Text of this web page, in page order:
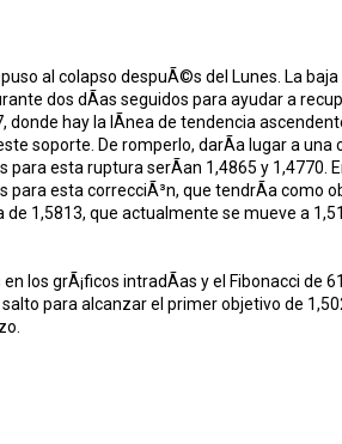
al colapso despuÃ©s del Lunes. La
dos dÃ­as seguidos para ayudar a
hay la lÃ­nea de tendencia
soporte. De romperlo, darÃ­a lugar a una
esta ruptura serÃ­an 1,4865 y 1,4770.
esta correcciÃ³n, que tendrÃ­a como
1,5813, que actualmente se mueve a
los grÃ¡ficos intradÃ­as y el Fibonacci de
para alcanzar el primer objetivo de